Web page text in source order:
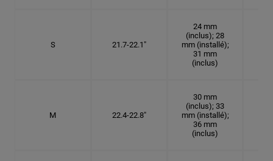
S 21.7-22.1"
24 mm
(inclus); 28
mm (installé);
31 mm
(inclus)
M 22.4-22.8"
30 mm
(inclus); 33
mm (installé);
36 mm
(inclus)